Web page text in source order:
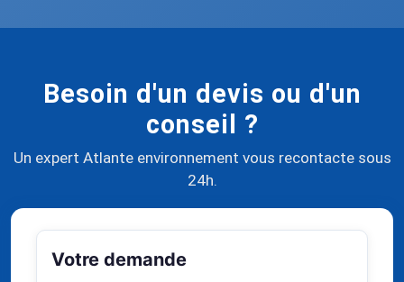
Besoin d'un devis ou d'un
conseil ?
Un expert Atlante environnement vous recontacte sous
24h.
Votre demande